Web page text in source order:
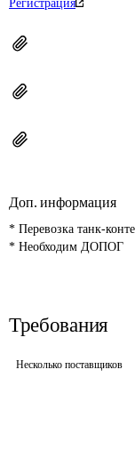
Регистрация
Доп. информация
* Перевозка танк-
* Необходим ДОПОГ
Требования
Несколько поставщиков